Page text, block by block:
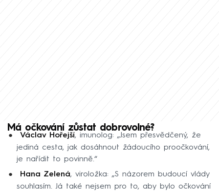
Má očkování zůstat dobrovolné?
Václav Hořejší, imunolog: „Jsem přesvědčený, že
jediná cesta, jak dosáhnout žádoucího proočkování,
je nařídit to povinně.“
Hana Zelená, viroložka: „S názorem budoucí vlády
souhlasím. Já také nejsem pro to, aby bylo očkování